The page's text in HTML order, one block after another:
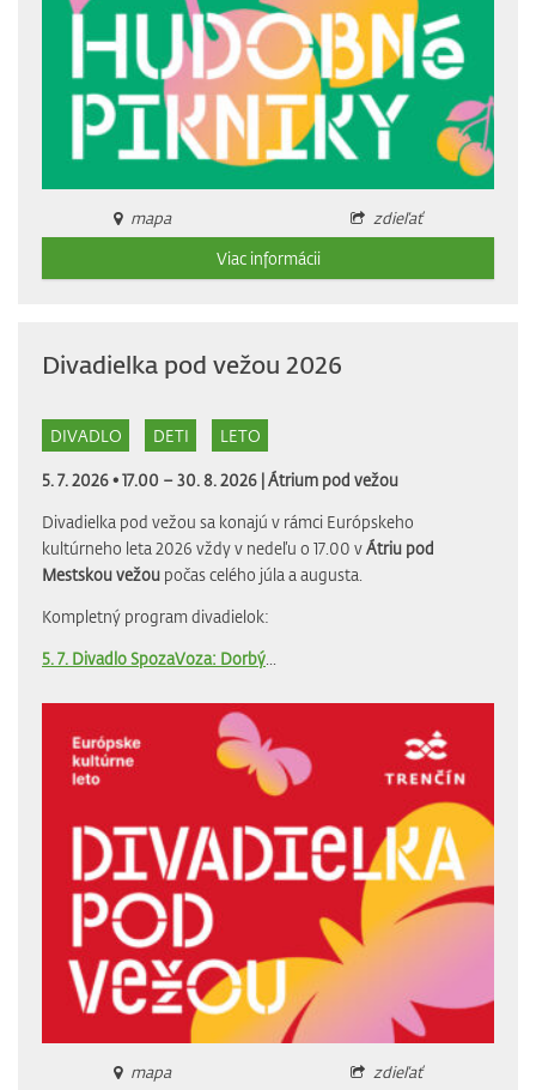
mapa
zdieľať
Viac informácii
Divadielka pod vežou 2026
DIVADLO DETI LETO
5. 7. 2026 • 17.00 – 30. 8. 2026 |Átrium pod vežou
Divadielka pod vežou sa konajú v rámci Európskeho
kultúrneho leta 2026 vždy v nedeľu o 17.00 vÁtriu pod
Mestskou vežou počas celého júla a augusta.
Kompletný program divadielok:
5. 7. Divadlo SpozaVoza: Dorbý
mapa
zdieľať